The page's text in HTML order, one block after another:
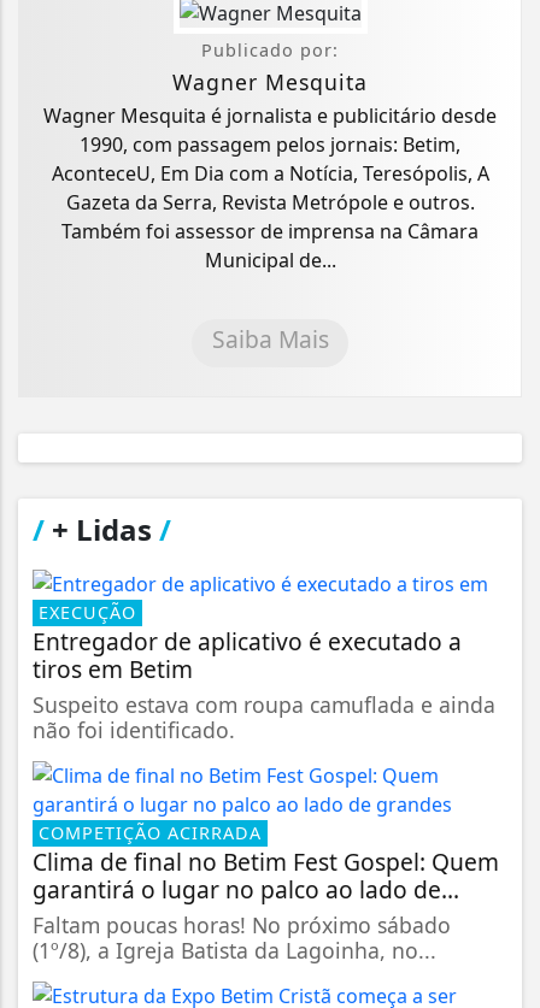
Publicado por:
Wagner Mesquita
Wagner Mesquita é jornalista e publicitário desde
1990, com passagem pelos jornais: Betim,
AconteceU, Em Dia com a Notícia, Teresópolis, A
Gazeta da Serra, Revista Metrópole e outros.
Também foi assessor de imprensa na Câmara
Municipal de...
Saiba Mais
/ + Lidas /
EXECUÇÃO
Entregador de aplicativo é executado a
tiros em Betim
Suspeito estava com roupa camuflada e ainda
não foi identificado.
COMPETIÇÃO ACIRRADA
Clima de final no Betim Fest Gospel: Quem
garantirá o lugar no palco ao lado de...
Faltam poucas horas! No próximo sábado
(1º/8), a Igreja Batista da Lagoinha, no...